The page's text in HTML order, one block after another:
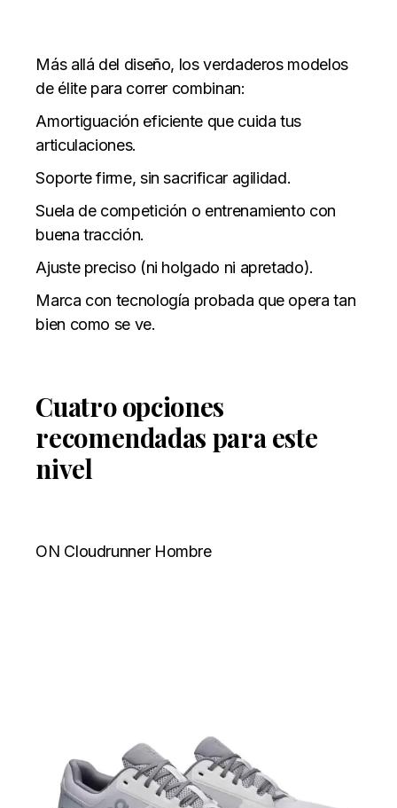
Más allá del diseño, los verdaderos modelos
de élite para correr combinan:
Amortiguación eficiente que cuida tus
articulaciones.
Soporte firme, sin sacrificar agilidad.
Suela de competición o entrenamiento con
buena tracción.
Ajuste preciso (ni holgado ni apretado).
Marca con tecnología probada que opera tan
bien como se ve.
Cuatro opciones
recomendadas para este
nivel
ON Cloudrunner Hombre